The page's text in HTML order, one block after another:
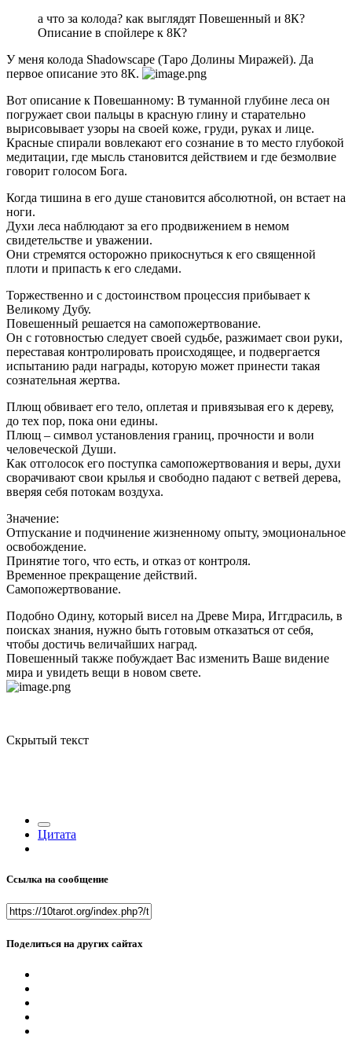
а что за колода? как выглядят Повешенный и 8К?
Описание в спойлере к 8К?
У меня колода Shadowscape (Таро Долины Миражей). Да
первое описание это 8К.
Вот описание к Повешанному: В туманной глубине леса он
погружает свои пальцы в красную глину и старательно
вырисовывает узоры на своей коже, груди, руках и лице.
Красные спирали вовлекают его сознание в то место глубокой
медитации, где мысль становится действием и где безмолвие
говорит голосом Бога.
Когда тишина в его душе становится абсолютной, он встает на
ноги.
Духи леса наблюдают за его продвижением в немом
свидетельстве и уважении.
Они стремятся осторожно прикоснуться к его священной
плоти и припасть к его следами.
Торжественно и с достоинством процессия прибывает к
Великому Дубу.
Повешенный решается на самопожертвование.
Он с готовностью следует своей судьбе, разжимает свои руки,
переставая контролировать происходящее, и подвергается
испытанию ради награды, которую может принести такая
сознательная жертва.
Плющ обвивает его тело, оплетая и привязывая его к дереву,
до тех пор, пока они едины.
Плющ – символ установления границ, прочности и воли
человеческой Души.
Как отголосок его поступка самопожертвования и веры, духи
сворачивают свои крылья и свободно падают с ветвей дерева,
вверяя себя потокам воздуха.
Значение:
Отпускание и подчинение жизненному опыту, эмоциональное
освобождение.
Принятие того, что есть, и отказ от контроля.
Временное прекращение действий.
Самопожертвование.
Подобно Одину, который висел на Древе Мира, Иггдрасиль, в
поисках знания, нужно быть готовым отказаться от себя,
чтобы достичь величайших наград.
Повешенный также побуждает Вас изменить Ваше видение
мира и увидеть вещи в новом свете.
Скрытый текст
Цитата
Ссылка на сообщение
Поделиться на других сайтах